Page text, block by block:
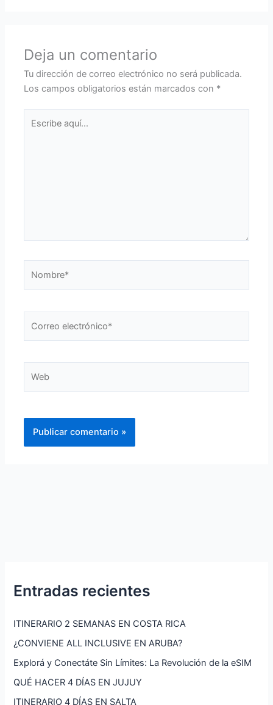
Deja un comentario
Tu dirección de correo electrónico no será publicada.
Los campos obligatorios están marcados con *
electrónico*
Entradas recientes
ITINERARIO 2 SEMANAS EN COSTA RICA
¿CONVIENE ALL INCLUSIVE EN ARUBA?
Explorá y Conectáte Sin Límites: La Revolución de la eSIM
QUÉ HACER 4 DÍAS EN JUJUY
ITINERARIO 4 DÍAS EN SALTA